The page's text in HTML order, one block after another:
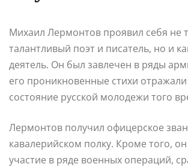
Михаил Лермонтов проявил себя не
талантливый поэт и писатель, но и
деятель. Он был завлечен в ряды
его проникновенные стихи
состояние русской молодежи того
Лермонтов получил офицерское
кавалерийском полку. Кроме того,
участие в ряде военных операций,